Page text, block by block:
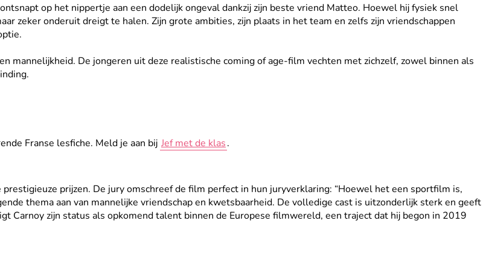
op het nippertje aan een dodelijk ongeval dankzij zijn beste vriend Matteo. Hoewel hij fysiek snel
zeker onderuit dreigt te halen. Zijn grote ambities, zijn plaats in het team en zelfs zijn vriendschappen
mannelijkheid. De jongeren uit deze realistische coming of age-film vechten met zichzelf, zowel binnen als
Franse lesfiche. Meld je aan bij Jef met de klas.
prijzen. De jury omschreef de film perfect in hun juryverklaring: “Hoewel het een sportfilm is,
thema aan van mannelijke vriendschap en kwetsbaarheid. De volledige cast is uitzonderlijk sterk en geeft
Carnoy zijn status als opkomend talent binnen de Europese filmwereld, een traject dat hij begon in 2019